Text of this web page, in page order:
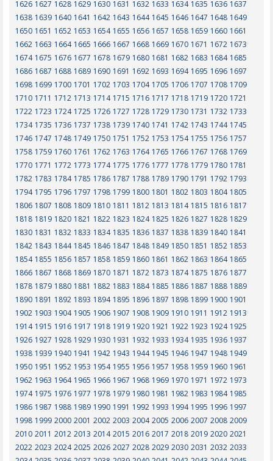
1626 1627 1628 1629 1630 1631 1632 1633 1634 1635 1636 1637
1638 1639 1640 1641 1642 1643 1644 1645 1646 1647 1648 1649
1650 1651 1652 1653 1654 1655 1656 1657 1658 1659 1660 1661
1662 1663 1664 1665 1666 1667 1668 1669 1670 1671 1672 1673
1674 1675 1676 1677 1678 1679 1680 1681 1682 1683 1684 1685
1686 1687 1688 1689 1690 1691 1692 1693 1694 1695 1696 1697
1698 1699 1700 1701 1702 1703 1704 1705 1706 1707 1708 1709
1710 1711 1712 1713 1714 1715 1716 1717 1718 1719 1720 1721
1722 1723 1724 1725 1726 1727 1728 1729 1730 1731 1732 1733
1734 1735 1736 1737 1738 1739 1740 1741 1742 1743 1744 1745
1746 1747 1748 1749 1750 1751 1752 1753 1754 1755 1756 1757
1758 1759 1760 1761 1762 1763 1764 1765 1766 1767 1768 1769
1770 1771 1772 1773 1774 1775 1776 1777 1778 1779 1780 1781
1782 1783 1784 1785 1786 1787 1788 1789 1790 1791 1792 1793
1794 1795 1796 1797 1798 1799 1800 1801 1802 1803 1804 1805
1806 1807 1808 1809 1810 1811 1812 1813 1814 1815 1816 1817
1818 1819 1820 1821 1822 1823 1824 1825 1826 1827 1828 1829
1830 1831 1832 1833 1834 1835 1836 1837 1838 1839 1840 1841
1842 1843 1844 1845 1846 1847 1848 1849 1850 1851 1852 1853
1854 1855 1856 1857 1858 1859 1860 1861 1862 1863 1864 1865
1866 1867 1868 1869 1870 1871 1872 1873 1874 1875 1876 1877
1878 1879 1880 1881 1882 1883 1884 1885 1886 1887 1888 1889
1890 1891 1892 1893 1894 1895 1896 1897 1898 1899 1900 1901
1902 1903 1904 1905 1906 1907 1908 1909 1910 1911 1912 1913
1914 1915 1916 1917 1918 1919 1920 1921 1922 1923 1924 1925
1926 1927 1928 1929 1930 1931 1932 1933 1934 1935 1936 1937
1938 1939 1940 1941 1942 1943 1944 1945 1946 1947 1948 1949
1950 1951 1952 1953 1954 1955 1956 1957 1958 1959 1960 1961
1962 1963 1964 1965 1966 1967 1968 1969 1970 1971 1972 1973
1974 1975 1976 1977 1978 1979 1980 1981 1982 1983 1984 1985
1986 1987 1988 1989 1990 1991 1992 1993 1994 1995 1996 1997
1998 1999 2000 2001 2002 2003 2004 2005 2006 2007 2008 2009
2010 2011 2012 2013 2014 2015 2016 2017 2018 2019 2020 2021
2022 2023 2024 2025 2026 2027 2028 2029 2030 2031 2032 2033